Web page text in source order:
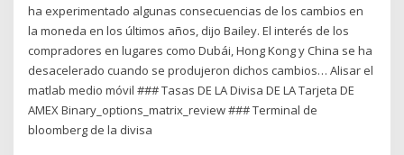
ha experimentado algunas consecuencias de los cambios en
la moneda en los últimos años, dijo Bailey. El interés de los
compradores en lugares como Dubái, Hong Kong y China se ha
desacelerado cuando se produjeron dichos cambios… Alisar el
matlab medio móvil ### Tasas DE LA Divisa DE LA Tarjeta DE
AMEX Binary_options_matrix_review ### Terminal de
bloomberg de la divisa